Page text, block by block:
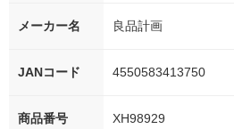
メーカー名 良品計画
JANコード 4550583413750
商品番号 XH98929